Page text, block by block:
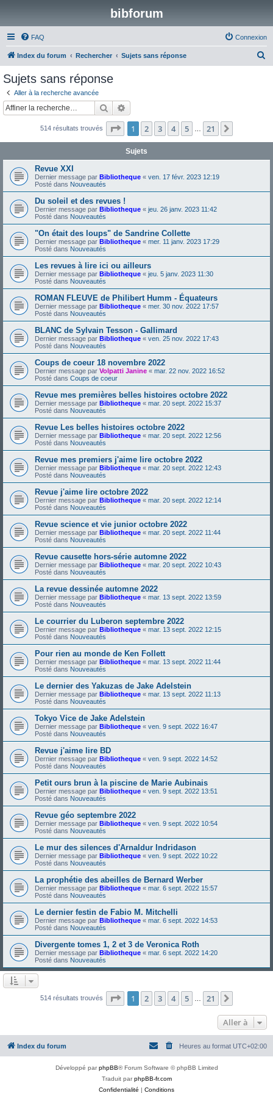
bibforum
FAQ Connexion
Index du forum Rechercher Sujets sans réponse
c
Sujets sans réponse
Aller à la recherche avancée
Rechercher
514 résultats trouvés Page 1sur21
1 2 3 4 5 21
Sujets
Revue XXI
Dernier message par Bibliotheque « ven. 17 févr. 2023 12:19
Posté dans Nouveautés
Du soleil et des revues !
Dernier message par Bibliotheque « jeu. 26 janv. 2023 11:42
Posté dans Nouveautés
"On était des loups" de Sandrine Collette
Dernier message par Bibliotheque « mer. 11 janv. 2023 17:29
Posté dans Nouveautés
Les revues à lire ici ou ailleurs
Dernier message par Bibliotheque « jeu. 5 janv. 2023 11:30
Posté dans Nouveautés
ROMAN FLEUVE de Philibert Humm - Équateurs
Dernier message par Bibliotheque « mer. 30 nov. 2022 17:57
Posté dans Nouveautés
BLANC de Sylvain Tesson - Gallimard
Dernier message par Bibliotheque « ven. 25 nov. 2022 17:43
Posté dans Nouveautés
Coups de coeur 18 novembre 2022
Dernier message par Volpatti Janine « mar. 22 nov. 2022 16:52
Posté dans Coups de coeur
Revue mes premières belles histoires octobre 2022
Dernier message par Bibliotheque « mar. 20 sept. 2022 15:37
Posté dans Nouveautés
Revue Les belles histoires octobre 2022
Dernier message par Bibliotheque « mar. 20 sept. 2022 12:56
Posté dans Nouveautés
Revue mes premiers j'aime lire octobre 2022
Dernier message par Bibliotheque « mar. 20 sept. 2022 12:43
Posté dans Nouveautés
Revue j'aime lire octobre 2022
Dernier message par Bibliotheque « mar. 20 sept. 2022 12:14
Posté dans Nouveautés
Revue science et vie junior octobre 2022
Dernier message par Bibliotheque « mar. 20 sept. 2022 11:44
Posté dans Nouveautés
Revue causette hors-série automne 2022
Dernier message par Bibliotheque « mar. 20 sept. 2022 10:43
Posté dans Nouveautés
La revue dessinée automne 2022
Dernier message par Bibliotheque « mar. 13 sept. 2022 13:59
Posté dans Nouveautés
Le courrier du Luberon septembre 2022
Dernier message par Bibliotheque « mar. 13 sept. 2022 12:15
Posté dans Nouveautés
Pour rien au monde de Ken Follett
Dernier message par Bibliotheque « mar. 13 sept. 2022 11:44
Posté dans Nouveautés
Le dernier des Yakuzas de Jake Adelstein
Dernier message par Bibliotheque « mar. 13 sept. 2022 11:13
Posté dans Nouveautés
Tokyo Vice de Jake Adelstein
Dernier message par Bibliotheque « ven. 9 sept. 2022 16:47
Posté dans Nouveautés
Revue j'aime lire BD
Dernier message par Bibliotheque « ven. 9 sept. 2022 14:52
Posté dans Nouveautés
Petit ours brun à la piscine de Marie Aubinais
Dernier message par Bibliotheque « ven. 9 sept. 2022 13:51
Posté dans Nouveautés
Revue géo septembre 2022
Dernier message par Bibliotheque « ven. 9 sept. 2022 10:54
Posté dans Nouveautés
Le mur des silences d'Arnaldur Indridason
Dernier message par Bibliotheque « ven. 9 sept. 2022 10:22
Posté dans Nouveautés
La prophétie des abeilles de Bernard Werber
Dernier message par Bibliotheque « mar. 6 sept. 2022 15:57
Posté dans Nouveautés
Le dernier festin de Fabio M. Mitchelli
Dernier message par Bibliotheque « mar. 6 sept. 2022 14:53
Posté dans Nouveautés
Divergente tomes 1, 2 et 3 de Veronica Roth
Dernier message par Bibliotheque « mar. 6 sept. 2022 14:20
Posté dans Nouveautés
514 résultats trouvés Page 1sur21
1 2 3 4 5 21
Aller à
Index du forum Heures au format UTC+02:00
Développé parphpBB® Forum Software © phpBB Limited
Traduit parphpBB-fr.com
Confidentialité | Conditions